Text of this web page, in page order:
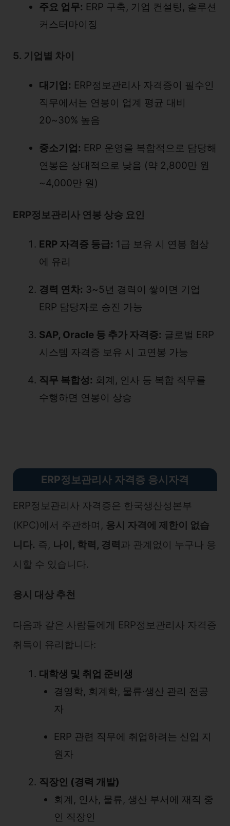
주요 업무: ERP 구축, 기업 컨설팅, 솔루션
커스터마이징
5. 기업별 차이
대기업: ERP정보관리사 자격증이 필수인
직무에서는 연봉이 업계 평균 대비
20~30% 높음
중소기업: ERP 운영을 복합적으로 담당해
연봉은 상대적으로 낮음 (약 2,800만 원
~4,000만 원)
ERP정보관리사 연봉 상승 요인
ERP 자격증 등급: 1급 보유 시 연봉 협상
에 유리
경력 연차: 3~5년 경력이 쌓이면 기업
ERP 담당자로 승진 가능
SAP, Oracle 등 추가 자격증: 글로벌 ERP
시스템 자격증 보유 시 고연봉 가능
직무 복합성: 회계, 인사 등 복합 직무를
수행하면 연봉이 상승
ERP정보관리사 자격증 응시자격
ERP정보관리사 자격증은 한국생산성본부
(KPC)에서 주관하며, 응시 자격에 제한이 없습
니다. 즉, 나이, 학력, 경력과 관계없이 누구나 응
시할 수 있습니다.
응시 대상 추천
다음과 같은 사람들에게 ERP정보관리사 자격증
취득이 유리합니다:
대학생 및 취업 준비생
경영학, 회계학, 물류·생산 관리 전공
자
ERP 관련 직무에 취업하려는 신입 지
원자
직장인 (경력 개발)
회계, 인사, 물류, 생산 부서에 재직 중
인 직장인